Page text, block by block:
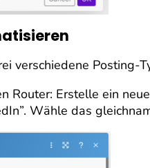
verschiedene Posting-
Router: Erstelle ein
Wähle das